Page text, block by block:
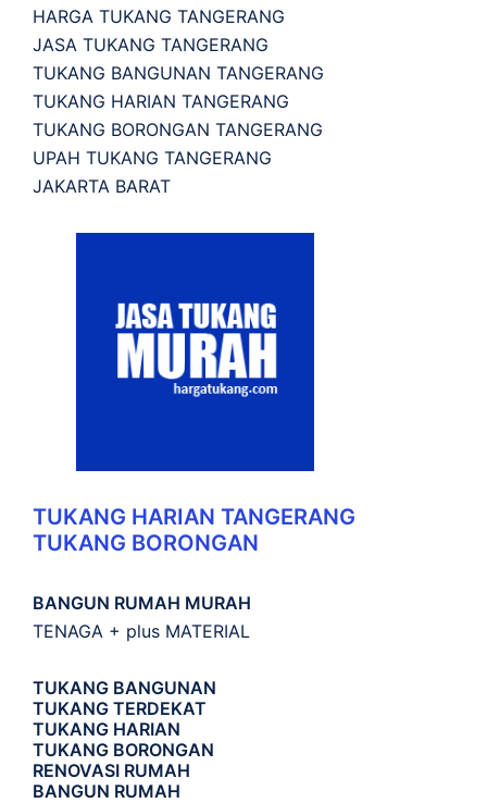
HARGA TUKANG TANGERANG
JASA TUKANG TANGERANG
TUKANG BANGUNAN TANGERANG
TUKANG HARIAN TANGERANG
TUKANG BORONGAN TANGERANG
UPAH TUKANG TANGERANG
JAKARTA BARAT
TUKANG HARIAN TANGERANG
TUKANG BORONGAN
BANGUN RUMAH MURAH
TENAGA + plus MATERIAL
TUKANG BANGUNAN
TUKANG TERDEKAT
TUKANG HARIAN
TUKANG BORONGAN
RENOVASI RUMAH
BANGUN RUMAH